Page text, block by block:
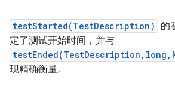
testStarted(TestDescription)
的
定了测试开始时间，并与
现精确衡量。